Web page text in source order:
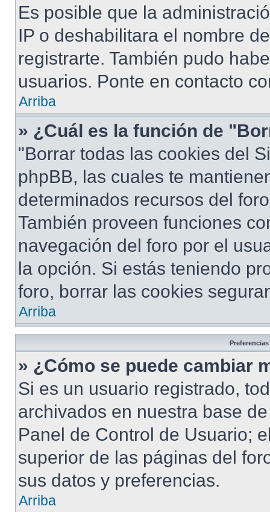
Es posible que la
IP o deshabilitara el nombre
registrarte. También pudo
usuarios. Ponte en contacto
Arriba
» ¿Cuál es la función de
"Borrar todas las cookies del
phpBB, las cuales te
determinados recursos del
También proveen funciones
navegación del foro por el
la opción. Si estás teniendo
foro, borrar las cookies
Arriba
» ¿Cómo se puede cambiar
Si es un usuario registrado,
archivados en nuestra base
Panel de Control de Usuario;
superior de las páginas del
sus datos y preferencias.
Arriba